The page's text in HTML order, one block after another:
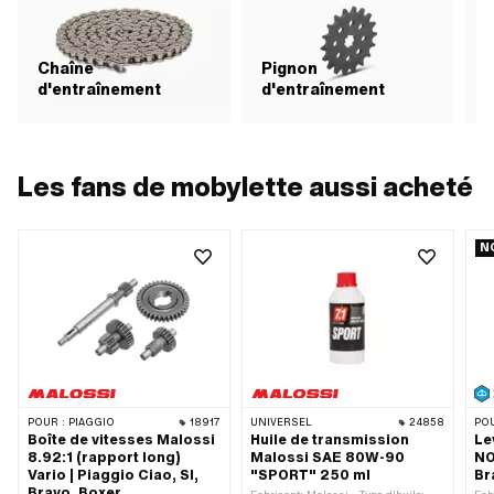
Chaîne
d'entraînement
Pignon
d'entraînement
Les fans de mobylette aussi acheté
POUR : PIAGGIO 18917
Boîte de vitesses Malossi
8.92:1 (rapport long)
Vario | Piaggio Ciao, SI,
UNIVERSEL 24858
Huile de transmission
Malossi SAE 80W-90
"SPORT" 250 ml